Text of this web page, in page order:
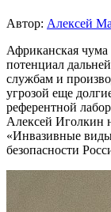
Автор: Алексей
Африканская
потенциал
службам и
угрозой еще
референтной
Алексей Иголкин
«Инвазивные виды
безопасности